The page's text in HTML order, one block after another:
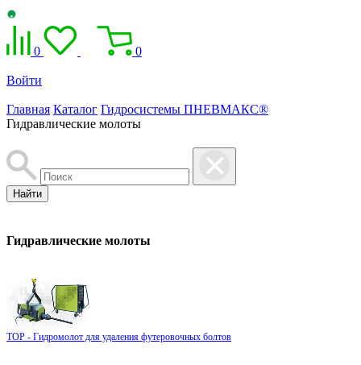
0 0
Войти
Главная Каталог Гидросистемы ПНЕВМАКС®
Гидравлические молоты
Найти
Гидравлические молоты
ТОР - Гидромолот для удаления футеровочных болтов